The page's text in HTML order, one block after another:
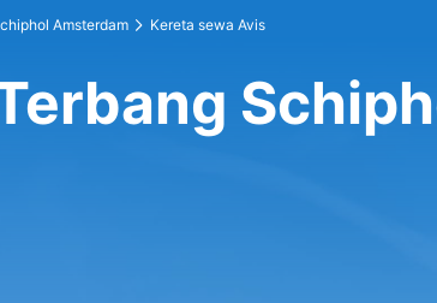
Amsterdam Kereta sewa Avis